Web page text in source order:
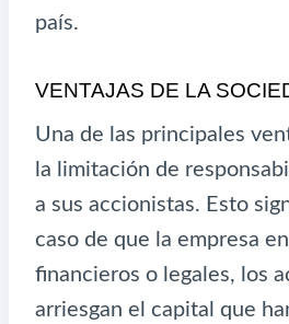
país.
VENTAJAS DE LA
Una de las principales
la limitación de
a sus accionistas. Esto
caso de que la empresa
financieros o legales, los
arriesgan el capital que